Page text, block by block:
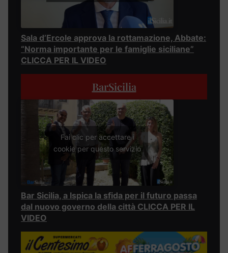
Sala d’Ercole approva la rottamazione, Abbate:
“Norma importante per le famiglie siciliane”
CLICCA PER IL VIDEO
BarSicilia
Fai clic per accettare i
cookie per questo servizio
Bar Sicilia, a Ispica la sfida per il futuro passa
dal nuovo governo della città CLICCA PER IL
VIDEO